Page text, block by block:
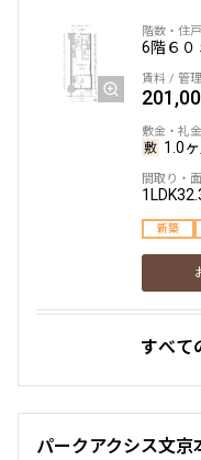
お部
6階６０
1.0ヶ
1LDK
新築
すべて
パークアクシス文京